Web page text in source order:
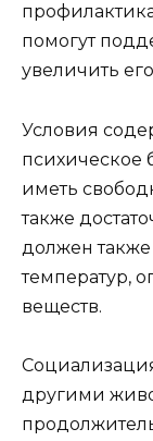
помогут
увеличить
Условия
психическое
иметь
также
должен
температур,
веществ.
другими